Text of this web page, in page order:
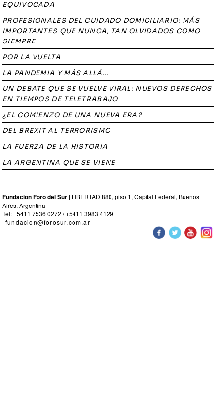
EQUIVOCADA
PROFESIONALES DEL CUIDADO DOMICILIARIO: MÁS
IMPORTANTES QUE NUNCA, TAN OLVIDADOS COMO
SIEMPRE
POR LA VUELTA
LA PANDEMIA Y MÁS ALLÁ...
UN DEBATE QUE SE VUELVE VIRAL: NUEVOS DERECHOS
EN TIEMPOS DE TELETRABAJO
¿EL COMIENZO DE UNA NUEVA ERA?
DEL BREXIT AL TERRORISMO
LA FUERZA DE LA HISTORIA
LA ARGENTINA QUE SE VIENE
Fundacion Foro del Sur | LIBERTAD 880, piso 1, Capital Federal, Buenos
Aires, Argentina
Tel: +5411 7536 0272 / +5411 3983 4129
fundacion@forosur.com.ar